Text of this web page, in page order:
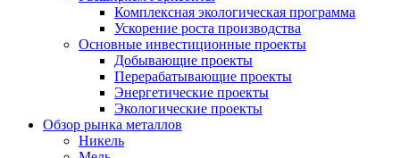
Комплексная экологическая программа
Ускорение роста производства
Основные инвестиционные проекты
Добывающие проекты
Перерабатывающие проекты
Энергетические проекты
Экологические проекты
Обзор рынка металлов
Никель